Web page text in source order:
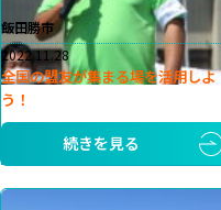
飯田勝市
2022.11.28
全国の盟友が集まる場を活用しよ
う！
続きを見る